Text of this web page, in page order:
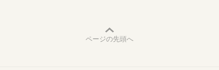
ページの先頭へ